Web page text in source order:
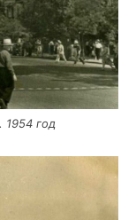
1954 год